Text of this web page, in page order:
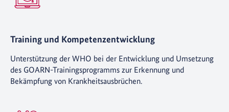
Training und Kompetenzentwicklung
Unterstützung der WHO bei der Entwicklung und Umsetzung
des GOARN-Trainingsprogramms zur Erkennung und
Bekämpfung von Krankheitsausbrüchen.